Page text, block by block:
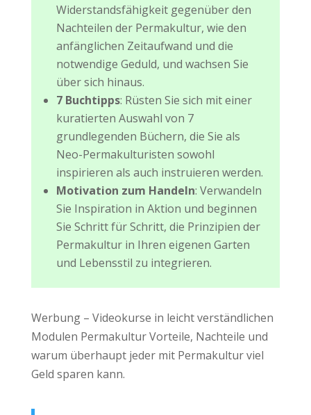
Widerstandsfähigkeit gegenüber den
Nachteilen der Permakultur, wie den
anfänglichen Zeitaufwand und die
notwendige Geduld, und wachsen Sie
über sich hinaus.
7 Buchtipps: Rüsten Sie sich mit einer
kuratierten Auswahl von 7
grundlegenden Büchern, die Sie als
Neo-Permakulturisten sowohl
inspirieren als auch instruieren werden.
Motivation zum Handeln: Verwandeln
Sie Inspiration in Aktion und beginnen
Sie Schritt für Schritt, die Prinzipien der
Permakultur in Ihren eigenen Garten
und Lebensstil zu integrieren.
Werbung – Videokurse in leicht verständlichen
Modulen Permakultur Vorteile, Nachteile und
warum überhaupt jeder mit Permakulturviel
Geld sparen kann.